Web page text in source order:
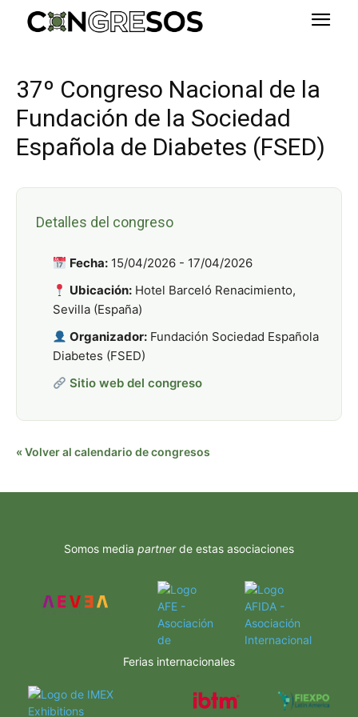
37º Congreso Nacional de la
Fundación de la Sociedad
Española de Diabetes (FSED)
Detalles del congreso
Fecha: 15/04/2026 - 17/04/2026
Ubicación: Hotel Barceló Renacimiento,
Sevilla (España)
Organizador: Fundación Sociedad Española
Diabetes (FSED)
Sitio web del congreso
« Volver al calendario de congresos
Somos media partnerde estas asociaciones
Ferias internacionales